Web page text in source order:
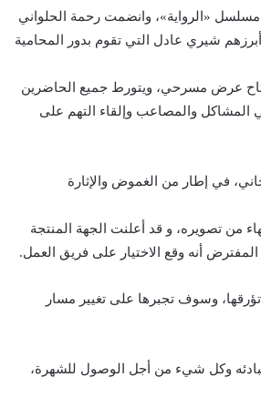
«الرواية»، وانضمت رحمة الحلواني
شيري عادل التي تقوم بدور المحامية
عرض مسرحي، ويتورط جميع الحاضرين
المشاكل والمصاعب وإلقاء التهم على
رحلة البحث عن الجاني، في إطار من الغموض والإثارة
من تصويره، و قد أعلنت الجهة المنتجة
أنه وقع الاختيار على فريق العمل.
وسوف تجبرها على تغيير مسار
وكل شيء من أجل الوصول للشهرة،